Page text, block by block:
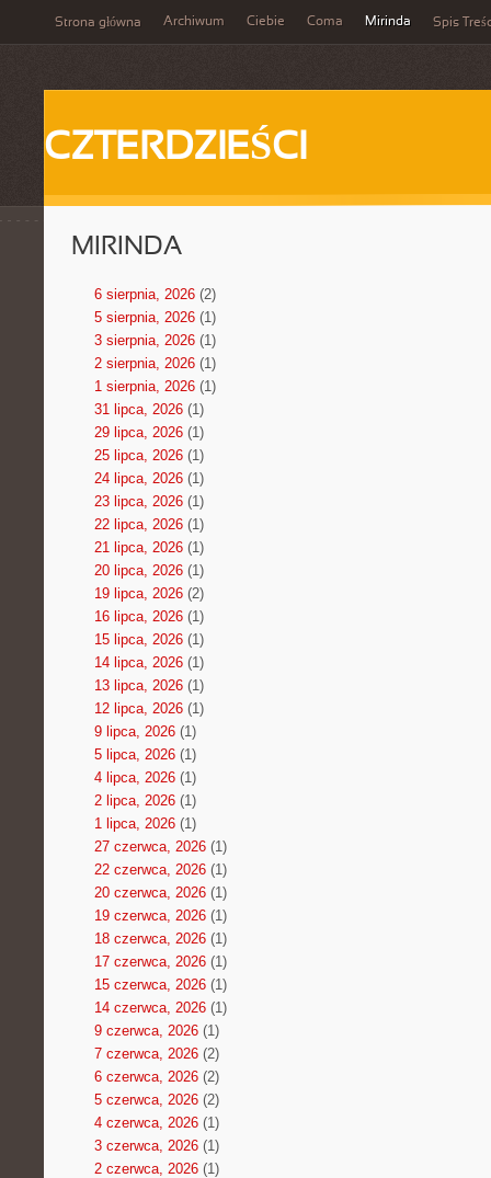
Strona główna Archiwum Ciebie Coma Mirinda Spis
CZTERDZIEŚCI
MIRINDA
6 sierpnia, 2026(2)
5 sierpnia, 2026(1)
3 sierpnia, 2026(1)
2 sierpnia, 2026(1)
1 sierpnia, 2026(1)
31 lipca, 2026(1)
29 lipca, 2026(1)
25 lipca, 2026(1)
24 lipca, 2026(1)
23 lipca, 2026(1)
22 lipca, 2026(1)
21 lipca, 2026(1)
20 lipca, 2026(1)
19 lipca, 2026(2)
16 lipca, 2026(1)
15 lipca, 2026(1)
14 lipca, 2026(1)
13 lipca, 2026(1)
12 lipca, 2026(1)
9 lipca, 2026(1)
5 lipca, 2026(1)
4 lipca, 2026(1)
2 lipca, 2026(1)
1 lipca, 2026(1)
27 czerwca, 2026(1)
22 czerwca, 2026(1)
20 czerwca, 2026(1)
19 czerwca, 2026(1)
18 czerwca, 2026(1)
17 czerwca, 2026(1)
15 czerwca, 2026(1)
14 czerwca, 2026(1)
9 czerwca, 2026(1)
7 czerwca, 2026(2)
6 czerwca, 2026(2)
5 czerwca, 2026(2)
4 czerwca, 2026(1)
3 czerwca, 2026(1)
2 czerwca, 2026(1)